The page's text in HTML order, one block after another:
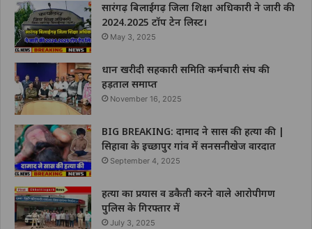
सारंगढ़ बिलाईगढ़ जिला शिक्षा अधिकारी ने जारी की
2024.2025 टॉप टेन लिस्ट।
May 3, 2025
धान खरीदी सहकारी समिति कर्मचारी संघ की
हड़ताल समाप्त
November 16, 2025
BIG BREAKING: दामाद ने सास की हत्या की |
सिहावा के इच्छापुर गांव में सनसनीखेज वारदात
September 4, 2025
हत्या का प्रयास व डकैती करने वाले आरोपीगण
पुलिस के गिरफ्तार में
July 3, 2025